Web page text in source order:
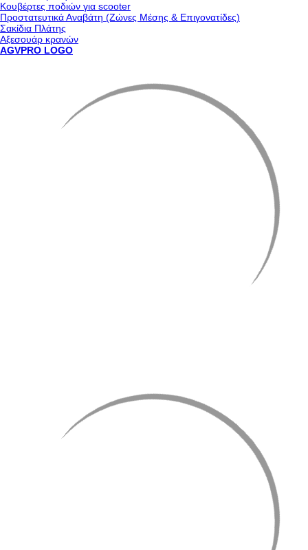
Κουβέρτες ποδιών για scooter
Προστατευτικά Αναβάτη (Ζώνες Μέσης & Επιγονατίδες)
Σακίδια Πλάτης
Αξεσουάρ κρανών
AGVPRO LOGO